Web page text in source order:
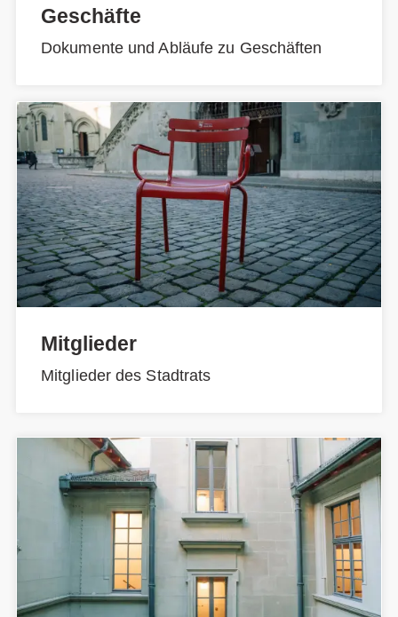
Geschäfte
Dokumente und Abläufe zu Geschäften
Mitglieder
Mitglieder des Stadtrats